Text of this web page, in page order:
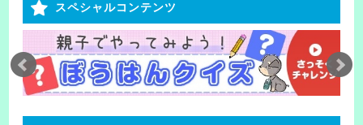
スペシャルコンテンツ